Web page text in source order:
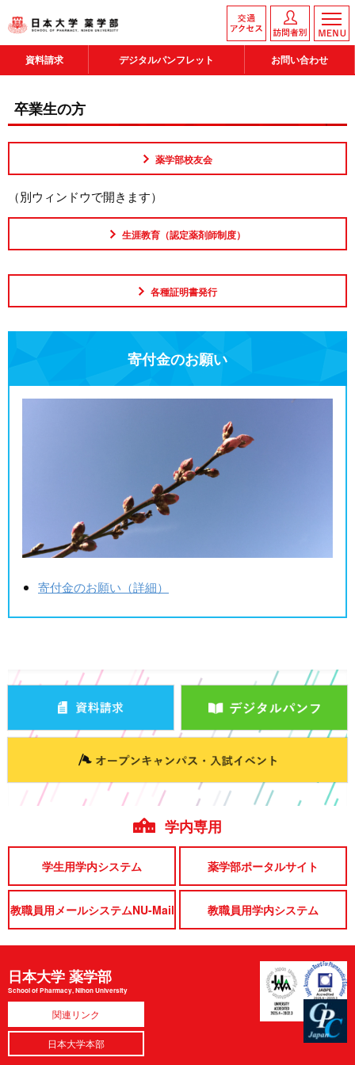
資料請求 デジタルパンフレット お問い合わせ
卒業生の方
薬学部校友会
（別ウィンドウで開きます）
生涯教育（認定薬剤師制度）
各種証明書発行
寄付金のお願い
寄付金のお願い（詳細）
学内専用
学生用学内システム 薬学部ポータルサイト
教職員用メールシステムNU-Mail 教職員用学内システム
日本大学 薬学部
School of Pharmacy, Nihon University
関連リンク
日本大学本部